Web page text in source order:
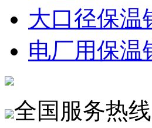
大口径保温
电厂用保温
全国服务热线